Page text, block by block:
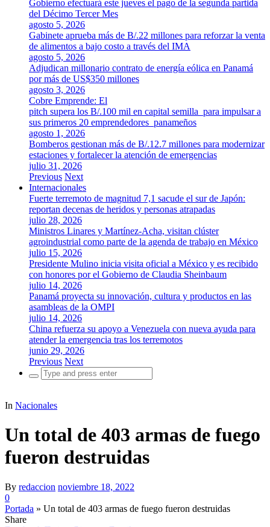
Gobierno efectuará este jueves el pago de la segunda partida
del Décimo Tercer Mes
agosto 5, 2026
Gabinete aprueba más de B/.22 millones para reforzar la venta
de alimentos a bajo costo a través del IMA
agosto 5, 2026
Adjudican millonario contrato de energía eólica en Panamá
por más de US$350 millones
agosto 3, 2026
Cobre Emprende: El
pitch supera los B/.100 mil en capital semilla para impulsar a
sus primeros 20 emprendedores panameños
agosto 1, 2026
Bomberos gestionan más de B/.12.7 millones para modernizar
estaciones y fortalecer la atención de emergencias
julio 31, 2026
Previous Next
Internacionales
Fuerte terremoto de magnitud 7,1 sacude el sur de Japón:
reportan decenas de heridos y personas atrapadas
julio 28, 2026
Ministros Linares y Martínez-Acha, visitan clúster
agroindustrial como parte de la agenda de trabajo en México
julio 15, 2026
Presidente Mulino inicia visita oficial a México y es recibido
con honores por el Gobierno de Claudia Sheinbaum
julio 14, 2026
Panamá proyecta su innovación, cultura y productos en las
asambleas de la OMPI
julio 14, 2026
China refuerza su apoyo a Venezuela con nueva ayuda para
atender la emergencia tras los terremotos
junio 29, 2026
Previous Next
Search
for:
In Nacionales
Un total de 403 armas de fuego
fueron destruidas
By redaccion noviembre 18, 2022
0
Portada » Un total de 403 armas de fuego fueron destruidas
Share